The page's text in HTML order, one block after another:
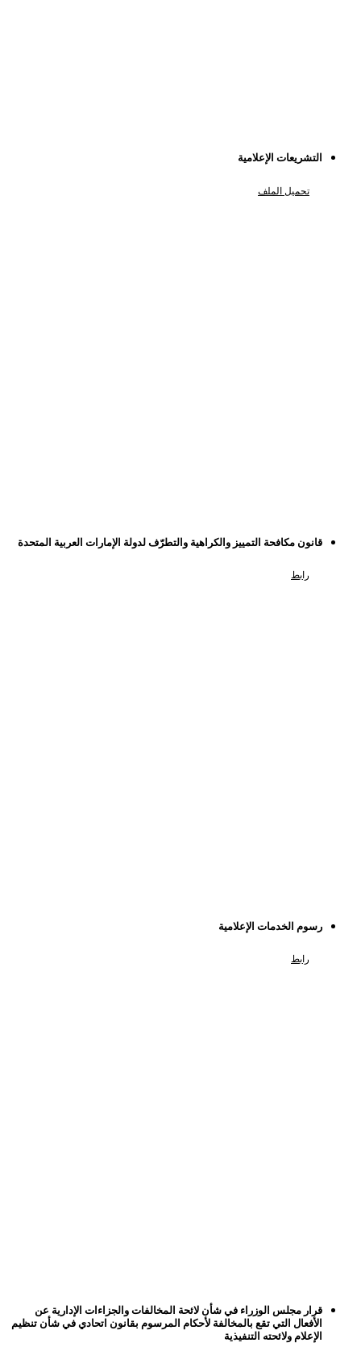
التشريعات الإعلامية
تحميل الملف
قانون مكافحة التمييز والكراهية والتطرّف لدولة الإمارات العربية المتحدة
رابط
رسوم الخدمات الإعلامية
رابط
قرار مجلس الوزراء في شأن لائحة المخالفات والجزاءات الإدارية عن
الأفعال التي تقع بالمخالفة لأحكام المرسوم بقانون اتحادي في شأن تنظيم
الإعلام ولائحته التنفيذية